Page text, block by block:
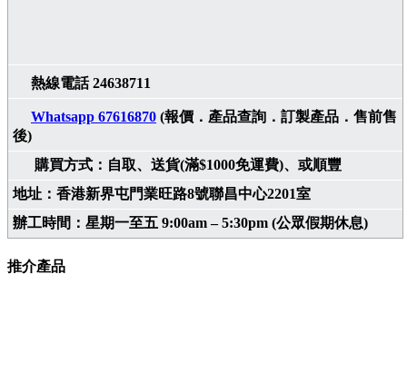
熱線電話 24638711
Whatsapp 67616870 (報價．產品查詢．訂製產品．售前售
後)
購買方式：自取、送貨(滿$1000免運費)、或順豐
地址：香港新界屯門業旺路8號聯昌中心2201室
辦工時間：星期一至五 9:00am – 5:30pm (公眾假期休息)
推介產品